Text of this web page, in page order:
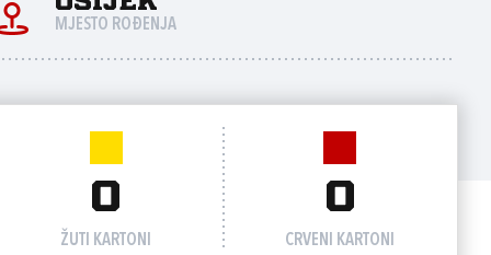
MJESTO ROĐENJA
0
ŽUTI KARTONI
0
CRVENI KARTONI